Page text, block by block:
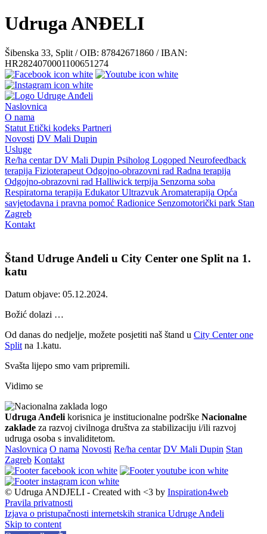
Udruga ANĐELI
Šibenska 33, Split / OIB: 87842671860 / IBAN:
HR2824070001100651274
Naslovnica
O nama
Statut Etički kodeks Partneri
Novosti DV Mali Dupin
Usluge
Re/ha centarDV Mali Dupin Psiholog Logoped Neurofeedback
terapija Fizioterapeut Odgojno-obrazovni rad Radna terapija
Odgojno-obrazovni rad Halliwick terpija Senzorna soba
Respiratorna terapija EdukatorUltrazvuk Aromaterapija Opća
savjetodavna i pravna pomoć Radionice Senzomotorički park Stan
Zagreb
Kontakt
Štand Udruge Anđeli u City Center one Split na 1.
katu
Datum objave: 05.12.2024.
Božić dolazi …
Od danas do nedjelje, možete posjetiti naš štand u City Center one
Split na 1.katu.
Svašta lijepo smo vam pripremili.
Vidimo se
Udruga Anđeli korisnica je institucionalne podrške Nacionalne
zaklade za razvoj civilnoga društva za stabilizaciju i/ili razvoj
udruga osoba s invaliditetom.
Naslovnica O nama Novosti Re/ha centar DV Mali Dupin Stan
Zagreb Kontakt
© Udruga ANDJELI - Created with <3 by Inspiration4web
Pravila privatnosti
Izjava o pristupačnosti internetskih stranica Udruge Anđeli
Skip to content